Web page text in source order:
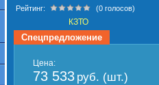
Рейтинг: (0 голосов)
КЗТО
Спецпредложение
Цена:
73 533 руб. (шт.)